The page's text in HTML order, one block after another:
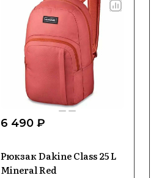
6 490 ₽
Рюкзак Dakine Class 25 L
Mineral Red